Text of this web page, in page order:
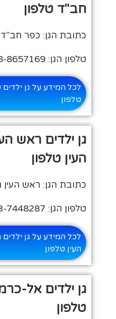
חב"ד טלפון
כתובת הגן: כפר
טלפון הגן: 08-8657169
לכל המידע על גן
טלפון
העין טלפון
כתובת הגן: ראש העין
טלפון הגן: 03-7448287
העין טלפון
גן ילדים אל-
טלפון